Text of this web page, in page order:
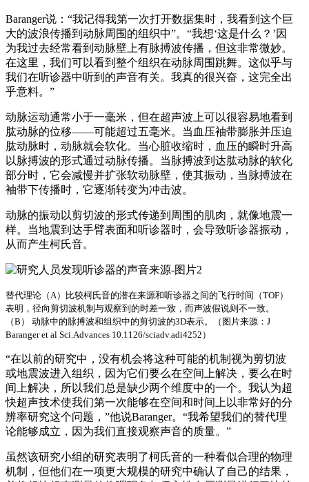
Baranger说：“我记得我第一次打开数据集时，我看到这个巨
大的波浪传播到动脉周围的组织中”。“我想‘这是什么？’因
为我过去经常看到动脉壁上有脉搏波传播，但这非常微妙。
在这里，我们可以看到整个组织在动脉周围跳舞。这似乎与
我们在听诊器中听到的声音有关。我真的很兴奋，这完全出
乎意料。”
动脉运动通常小于一毫米，但在超声波上可以很容易地看到
肱动脉的位移——可能超过五毫米。当血压袖带膨胀并压迫
肱动脉时，动脉就会软化。当心脏收缩时，血压的瞬时升高
以脉搏波的形式通过动脉传播。当脉搏波到达肱动脉的软化
部分时，它会减慢并扩张软动脉壁，使其振动，当脉搏波在
袖带下传播时，它逐渐转变为冲击波。
动脉的振动以剪切波的形式传递到周围的肌肉，就像地震一
样。当地震到达手臂表面和听诊器时，会导致听诊器振动，
从而产生柯氏音。
替代理论（A）比较柯氏音的潜在来源和听诊器之间的飞行时间（TOF）
表明，径向剪切波机制与观察到的时差一致，而声波假说则不一致。
（B） 动脉中的脉搏波和组织中的剪切波的3D表示。（图片来源：J
Baranger et al Sci.Advances 10.1126/sciadv.adi4252）
“在以前的研究中，没有机会将这种可能的机制视为剪切波
或地震波进入组织，因为它们要么在空间上解决，要么在时
间上解决，所以我们总是缺少两个维度中的一个。我认为超
快超声技术使我们第一次能够在空间和时间上以非常好的分
辨率研究这个问题，”他说Baranger。“我希望我们的替代理
论能够成立，因为我们直接观察声音的质量。”
虽然该研究小组的研究表明了柯氏音的一种看似合理的物理
机制，但他们在一项更大规模的研究中确认了自己的结果，